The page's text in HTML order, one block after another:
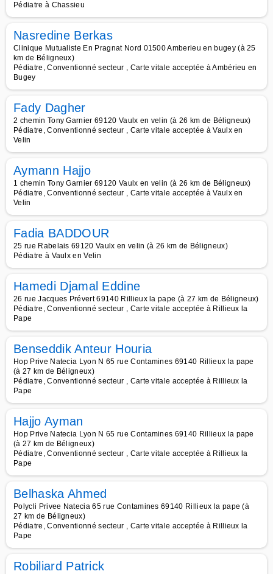
Pédiatre à Chassieu
Nasredine Berkas
Clinique Mutualiste En Pragnat Nord 01500 Amberieu en bugey (à 25
km de Béligneux)
Pédiatre, Conventionné secteur , Carte vitale acceptée à Ambérieu en
Bugey
Fady Dagher
2 chemin Tony Garnier 69120 Vaulx en velin (à 26 km de Béligneux)
Pédiatre, Conventionné secteur , Carte vitale acceptée à Vaulx en
Velin
Aymann Hajjo
1 chemin Tony Garnier 69120 Vaulx en velin (à 26 km de Béligneux)
Pédiatre, Conventionné secteur , Carte vitale acceptée à Vaulx en
Velin
Fadia BADDOUR
25 rue Rabelais 69120 Vaulx en velin (à 26 km de Béligneux)
Pédiatre à Vaulx en Velin
Hamedi Djamal Eddine
26 rue Jacques Prévert 69140 Rillieux la pape (à 27 km de Béligneux)
Pédiatre, Conventionné secteur , Carte vitale acceptée à Rillieux la
Pape
Benseddik Anteur Houria
Hop Prive Natecia Lyon N 65 rue Contamines 69140 Rillieux la pape
(à 27 km de Béligneux)
Pédiatre, Conventionné secteur , Carte vitale acceptée à Rillieux la
Pape
Hajjo Ayman
Hop Prive Natecia Lyon N 65 rue Contamines 69140 Rillieux la pape
(à 27 km de Béligneux)
Pédiatre, Conventionné secteur , Carte vitale acceptée à Rillieux la
Pape
Belhaska Ahmed
Polycli Privee Natecia 65 rue Contamines 69140 Rillieux la pape (à
27 km de Béligneux)
Pédiatre, Conventionné secteur , Carte vitale acceptée à Rillieux la
Pape
Robiliard Patrick